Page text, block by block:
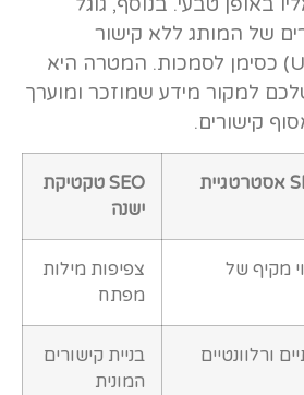
של המותג ללא קישור
(Unlinked Mentions) כסימן לסמכות. המטרה היא
למקור מידע שמוזכר ומוערך
קישורים.
טקטיקת SEO
ישנה
צפיפות מילות
מפתח
מקיף של
בניית קישורים
המונית
ורלוונטיים